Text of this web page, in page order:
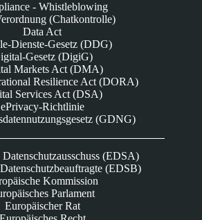
- Whistleblowing
(Chatkontrolle)
Data Act
Dienste-Gesetz (DDG)
Gesetz (DigiG)
Markets Act (DMA)
Resilience Act (DORA)
Services Act (DSA)
ePrivacy-Richtlinie
(GDNG)
(EDSA)
(EDSB)
Kommission
Parlament
Europäischer Rat